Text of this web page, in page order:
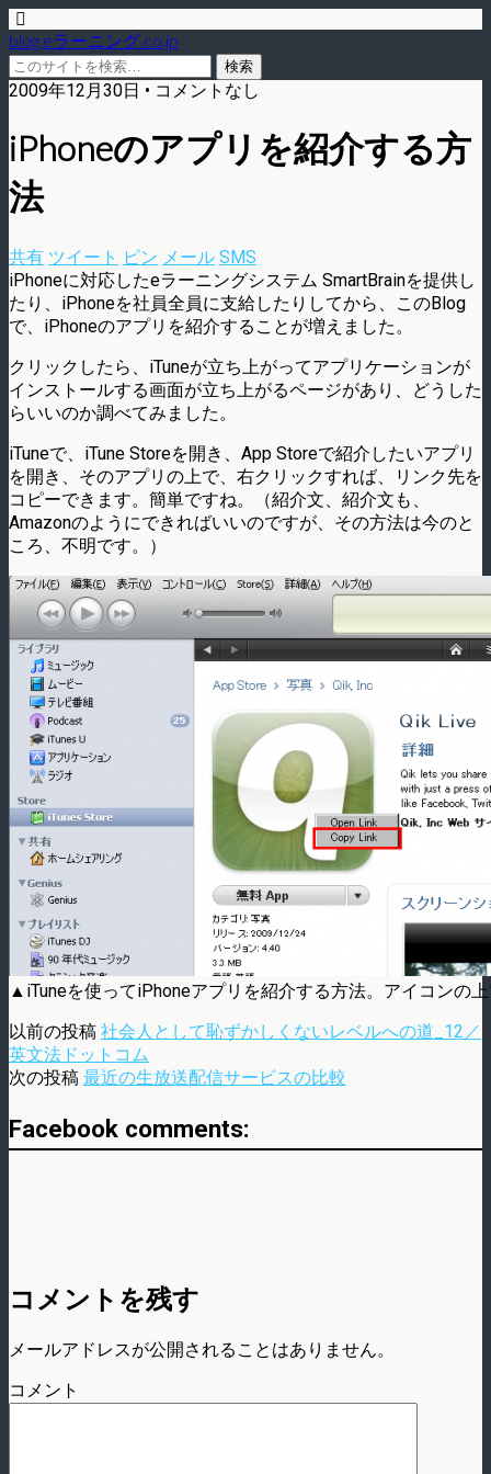
blog.eラーニング.co.jp
2009年12月30日 • コメントなし
iPhoneのアプリを紹介する方
法
共有 ツイート ピン メール SMS
iPhoneに対応したeラーニングシステム SmartBrainを提供し
たり、iPhoneを社員全員に支給したりしてから、このBlog
で、iPhoneのアプリを紹介することが増えました。
クリックしたら、iTuneが立ち上がってアプリケーションが
インストールする画面が立ち上がるページがあり、どうした
らいいのか調べてみました。
iTuneで、iTune Storeを開き、App Storeで紹介したいアプリ
を開き、そのアプリの上で、右クリックすれば、リンク先を
コピーできます。簡単ですね。（紹介文、紹介文も、
Amazonのようにできればいいのですが、その方法は今のと
ころ、不明です。）
▲iTuneを使ってiPhoneアプリを紹介する方法。アイコンの
以前の投稿 社会人として恥ずかしくないレベルへの道_12／
英文法ドットコム
次の投稿 最近の生放送配信サービスの比較
Facebook comments:
コメントを残す
メールアドレスが公開されることはありません。
コメント